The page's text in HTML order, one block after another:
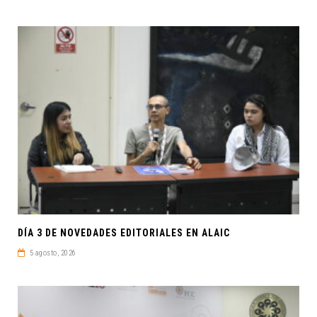
DÍA 3 DE NOVEDADES EDITORIALES EN ALAIC
5 agosto, 2026